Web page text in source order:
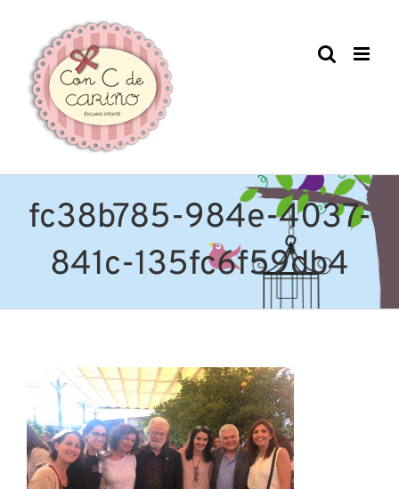
contenido
fc38b785-984e-4037-
841c-135fc6f59db4